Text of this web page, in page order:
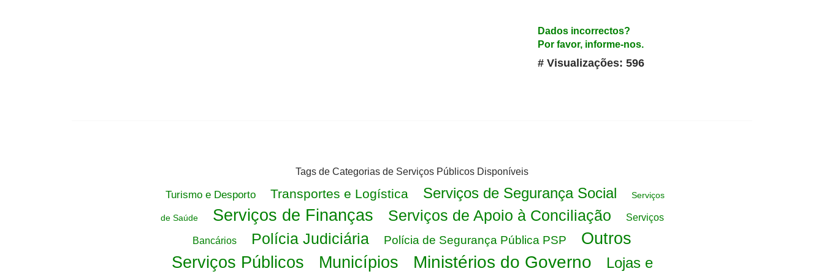
Dados incorrectos?
Por favor, informe-nos.
# Visualizações: 596
Tags de Categorias de Serviços Públicos Disponíveis
Turismo e Desporto Transportes e Logística Serviços de Segurança Social Serviços
de Saúde Serviços de Finanças Serviços de Apoio à Conciliação Serviços
Bancários Polícia Judiciária Polícia de Segurança Pública PSP
Outros
Serviços Públicos
Municípios Ministérios do Governo Lojas e